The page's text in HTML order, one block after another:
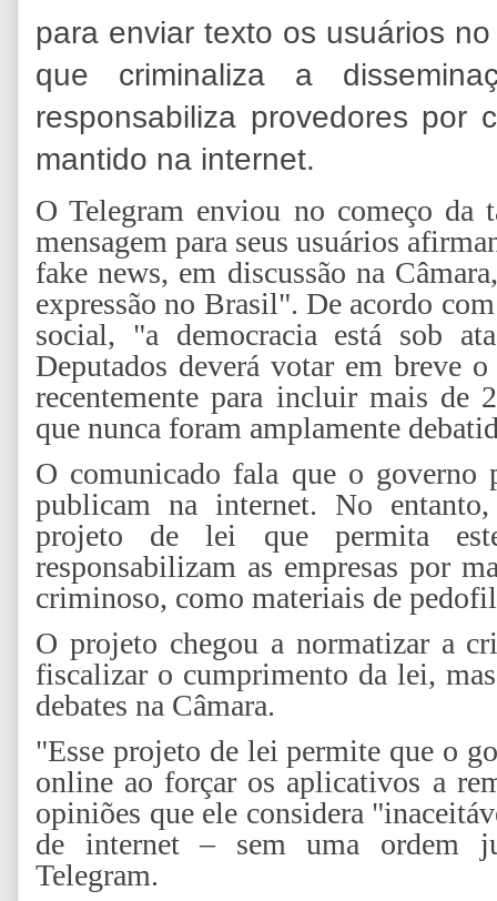
para enviar texto os usuários
que criminaliza a
responsabiliza provedores por
mantido na internet.
O Telegram enviou no começo da
mensagem para seus usuários
fake news, em discussão na
expressão no Brasil". De acordo
social, "a democracia está sob
Deputados deverá votar em breve
recentemente para incluir mais de
que nunca foram amplamente
O comunicado fala que o governo
publicam na internet. No
projeto de lei que permita
responsabilizam as empresas por
criminoso, como materiais de
O projeto chegou a normatizar a
fiscalizar o cumprimento da lei,
debates na Câmara.
"Esse projeto de lei permite que o
online ao forçar os aplicativos a
opiniões que ele considera
de internet – sem uma ordem
Telegram.